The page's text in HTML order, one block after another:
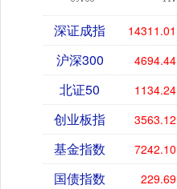
深证成指 14311.01
沪深300 4694.44
北证50 1134.24
创业板指 3563.12
基金指数 7242.10
国债指数 229.69